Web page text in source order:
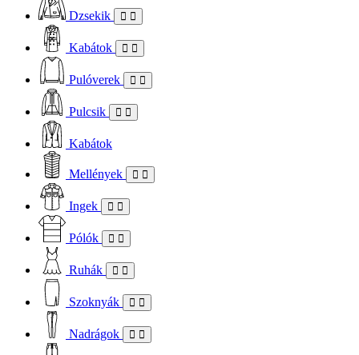
Dzsekik
Kabátok
Pulóverek
Pulcsik
Kabátok
Mellények
Ingek
Pólók
Ruhák
Szoknyák
Nadrágok